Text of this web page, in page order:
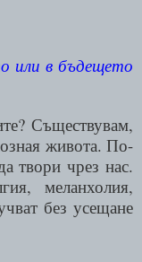
или в бъдещето
Съществувам,
живота. По-
твори чрез нас.
меланхолия,
без усещане